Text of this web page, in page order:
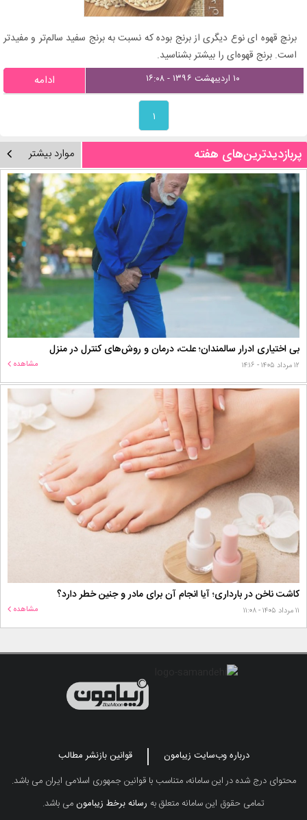
برنچ قهوه ای نوع دیگری از برنج بوده که نسبت به برنج سفید سالم‌تر و مفیدتر
است. برنج قهوه‌ای را بیشتر بشناسید.
۱۰ اردیبهشت ۱۳۹۶ - ۱۶:۰۸ ادامه
۱
پربازدیدترین‌های هفته موارد بیشتر
بی اختیاری ادرار سالمندان؛ علت، درمان و روش‌های کنترل در منزل
۱۲ مرداد ۱۴۰۵ - ۱۴:۱۶ مشاهده
کاشت ناخن در بارداری؛ آیا انجام آن برای مادر و جنین خطر دارد؟
۱۱ مرداد ۱۴۰۵ - ۱۱:۰۸ مشاهده
درباره وب‌سایت زیبامون
قوانین بازنشر مطالب
محتوای درج شده در این سامانه، متناسب با قوانین جمهوری اسلامی ایران می باشد.
تمامی حقوق این سامانه متعلق به رسانه برخط زیبامونمی باشد.